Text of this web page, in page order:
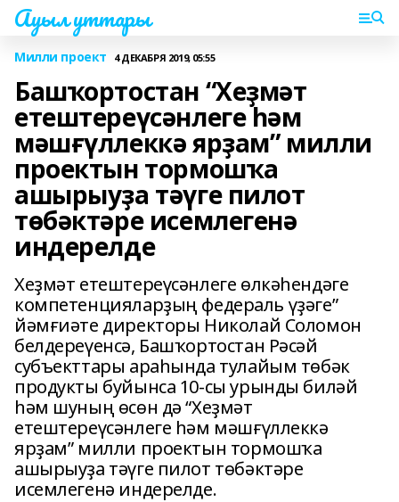
Ауыл уттары
Милли проект 4 ДЕКАБРЯ 2019, 05:55
Башҡортостан “Хеҙмәт
етештереүсәнлеге һәм
мәшғүллеккә ярҙам” милли
проектын тормошҡа
ашырыуҙа тәүге пилот
төбәктәре исемлегенә
индерелде
Хеҙмәт етештереүсәнлеге өлкәһендәге
компетенцияларҙың федераль үҙәге”
йәмғиәте директоры Николай Соломон
белдереүенсә, Башҡортостан Рәсәй
субъекттары араһында тулайым төбәк
продукты буйынса 10-сы урынды биләй
һәм шуның өсөн дә “Хеҙмәт
етештереүсәнлеге һәм мәшғүллеккә
ярҙам” милли проектын тормошҡа
ашырыуҙа тәүге пилот төбәктәре
исемлегенә индерелде.